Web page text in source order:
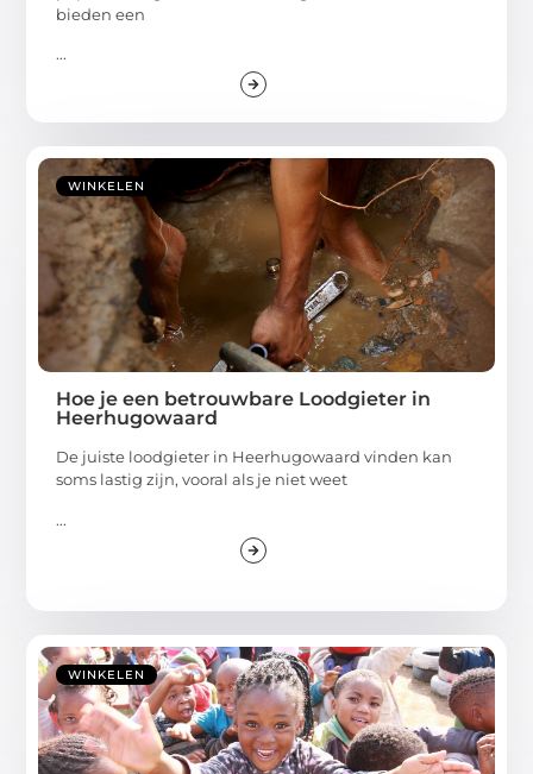
bieden een
...
WINKELEN
Hoe je een betrouwbare Loodgieter in
Heerhugowaard
De juiste loodgieter in Heerhugowaard vinden kan
soms lastig zijn, vooral als je niet weet
...
WINKELEN